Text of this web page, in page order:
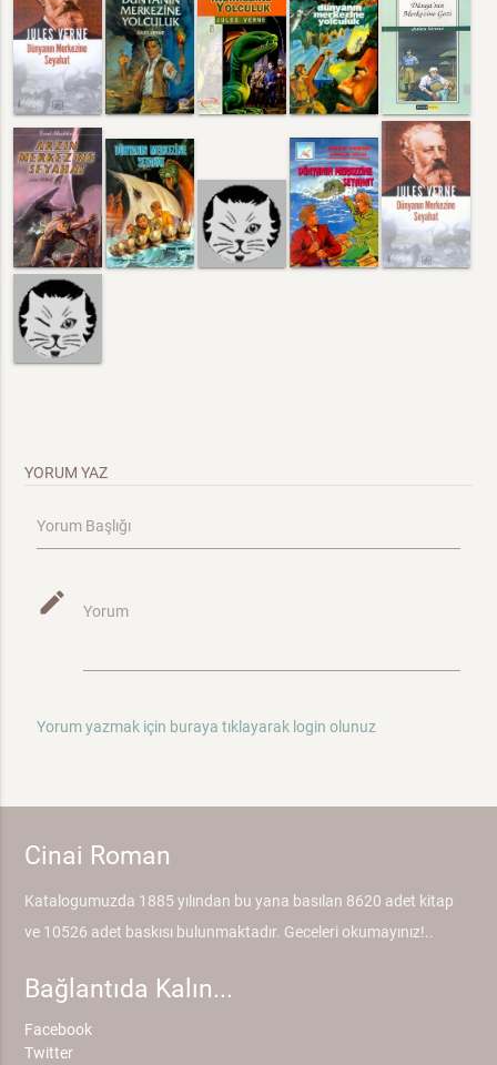
YORUM YAZ
Yorum Başlığı
mode_edit Yorum
Yorum yazmak için buraya tıklayarak login olunuz
Cinai Roman
Katalogumuzda 1885 yılından bu yana basılan 8620 adet kitap
ve 10526 adet baskısı bulunmaktadır. Geceleri okumayınız!..
Bağlantıda Kalın...
Facebook
Twitter